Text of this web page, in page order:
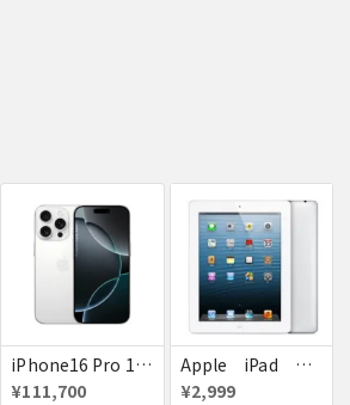
iPhone16 Pro 128GB ホワイトチタニウム docomo 送料無料
¥111,700
Apple iPad ミニ
¥2,999